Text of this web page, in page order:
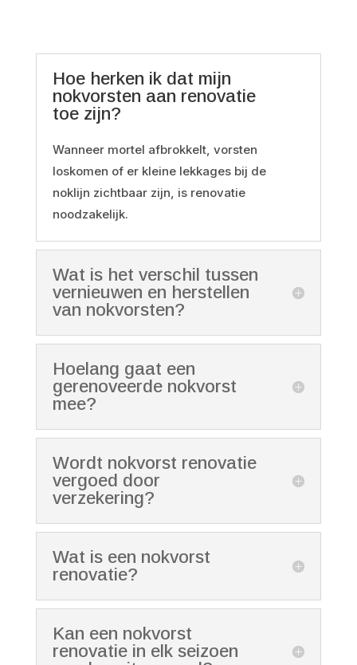
Hoe herken ik dat mijn
nokvorsten aan renovatie
toe zijn?
Wanneer mortel afbrokkelt, vorsten
loskomen of er kleine lekkages bij de
noklijn zichtbaar zijn, is renovatie
noodzakelijk.
Wat is het verschil tussen
vernieuwen en herstellen
van nokvorsten?
Hoelang gaat een
gerenoveerde nokvorst
mee?
Wordt nokvorst renovatie
vergoed door
verzekering?
Wat is een nokvorst
renovatie?
Kan een nokvorst
renovatie in elk seizoen